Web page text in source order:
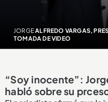
JORGEALFREDO VARGAS,
TOMADA DE VIDEO
“Soy inocente”:
habló sobre su